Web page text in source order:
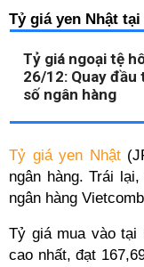
Tỷ giá yen Nhật
Tỷ giá ngoại tệ
26/12: Quay đầu
số ngân hàng
Tỷ giá yen Nhật
ngân hàng. Trái
ngân hàng
Tỷ giá mua vào tại
cao nhất, đạt